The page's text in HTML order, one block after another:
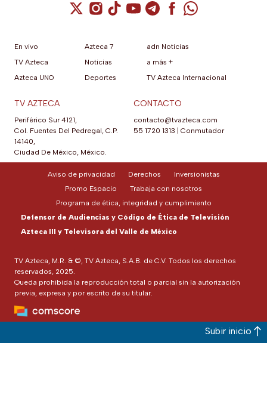
Cuenta de X / Twitter (se abre en una
Cuenta de Instagram (se abre en una
Cuenta de TikTok (se abre en
Cuenta de YouTube (se abre
Cuenta de Telegram (se
Cuenta de
Cuenta de
En vivo
TV Azteca
Azteca UNO
Azteca 7
Noticias
Deportes
adn Noticias
a más +
TV Azteca Internacional
TV AZTECA
Periférico Sur 4121,
Col. Fuentes Del Pedregal, C.P.
14140,
Ciudad De México, México.
CONTACTO
contacto@tvazteca.com
55 1720 1313
Conmutador
TV Azteca, M.R. & ©, TV Azteca, S.A.B. de C.V. Todos los derechos
reservados, 2025.
Queda prohibida la reproducción total o parcial sin la autorización
previa, expresa y por escrito de su titular.
Aviso de privacidad Derechos
Inversionistas
Promo Espacio
Trabaja con nosotros
Programa de ética, integridad y cumplimiento
Defensor de Audiencias y Código de Ética de Televisión
Azteca III y Televisora del Valle de México
Subir inicio